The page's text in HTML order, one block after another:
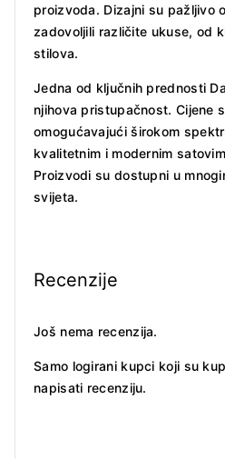
proizvoda. Dizajni su pažljivo
zadovoljili različite ukuse, od
stilova.
Jedna od ključnih prednosti
njihova pristupačnost. Cijene
omogućavajući širokom
kvalitetnim i modernim
Proizvodi su dostupni u
svijeta.
Recenzije
Još nema recenzija.
Samo logirani kupci koji su
napisati recenziju.